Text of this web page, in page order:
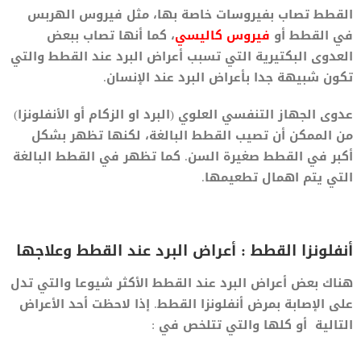
القطط تصاب بفيروسات خاصة بها، مثل فيروس الهربس
في القطط أو فيروس كاليسي، كما أنها تصاب ببعض
العدوى البكتيرية التي تسبب أعراض البرد عند القطط والتي
تكون شبيهة جدا بأعراض البرد عند الإنسان.
عدوى الجهاز التنفسي العلوي (البرد او الزكام أو الأنفلونزا)
من الممكن أن تصيب القطط البالغة، لكنها تظهر بشكل
أكبر في القطط صغيرة السن. كما تظهر في القطط البالغة
التي يتم اهمال تطعيمها.
أنفلونزا القطط : أعراض البرد عند القطط وعلاجها
هناك بعض أعراض البرد عند القطط الأكثر شيوعا والتي تدل
على الإصابة بمرض أنفلونزا القطط. إذا لاحظت أحد الأعراض
التالية أو كلها والتي تتلخص في :